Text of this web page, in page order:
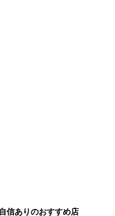
信ありのおすすめ店